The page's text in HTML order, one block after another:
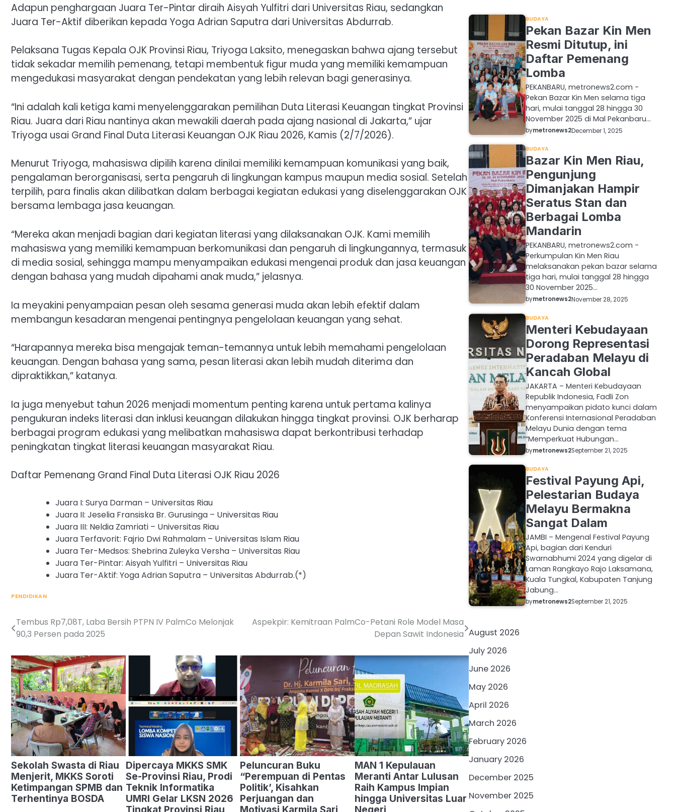
Adapun penghargaan Juara Ter-Pintar diraih Aisyah Yulfitri dari Universitas Riau, sedangkan
Juara Ter-Aktif diberikan kepada Yoga Adrian Saputra dari Universitas Abdurrab.
Pelaksana Tugas Kepala OJK Provinsi Riau, Triyoga Laksito, menegaskan bahwa ajang tersebut
tidak sekadar memilih pemenang, tetapi membentuk figur muda yang memiliki kemampuan
mengedukasi masyarakat dengan pendekatan yang lebih relevan bagi generasinya.
“Ini adalah kali ketiga kami menyelenggarakan pemilihan Duta Literasi Keuangan tingkat Provinsi
Riau. Juara dari Riau nantinya akan mewakili daerah pada ajang nasional di Jakarta,” ujar
Triyoga usai Grand Final Duta Literasi Keuangan OJK Riau 2026, Kamis (2/7/2026).
Menurut Triyoga, mahasiswa dipilih karena dinilai memiliki kemampuan komunikasi yang baik,
pengalaman berorganisasi, serta pengaruh di lingkungan kampus maupun media sosial. Setelah
terpilih, para finalis akan dilibatkan dalam berbagai kegiatan edukasi yang diselenggarakan OJK
bersama lembaga jasa keuangan.
“Mereka akan menjadi bagian dari kegiatan literasi yang dilaksanakan OJK. Kami memilih
mahasiswa yang memiliki kemampuan berkomunikasi dan pengaruh di lingkungannya, termasuk
di media sosial, sehingga mampu menyampaikan edukasi mengenai produk dan jasa keuangan
dengan bahasa yang mudah dipahami anak muda,” jelasnya.
Ia meyakini penyampaian pesan oleh sesama generasi muda akan lebih efektif dalam
membangun kesadaran mengenai pentingnya pengelolaan keuangan yang sehat.
“Harapannya mereka bisa mengajak teman-temannya untuk lebih memahami pengelolaan
keuangan. Dengan bahasa yang sama, pesan literasi akan lebih mudah diterima dan
dipraktikkan,” katanya.
Ia juga menyebut tahun 2026 menjadi momentum penting karena untuk pertama kalinya
pengukuran indeks literasi dan inklusi keuangan dilakukan hingga tingkat provinsi. OJK berharap
berbagai program edukasi yang melibatkan mahasiswa dapat berkontribusi terhadap
peningkatan tingkat literasi keuangan masyarakat Riau.
Daftar Pemenang Grand Final Duta Literasi OJK Riau 2026
Juara I: Surya Darman – Universitas Riau
Juara II: Jeselia Fransiska Br. Gurusinga – Universitas Riau
Juara III: Neldia Zamriati – Universitas Riau
Juara Terfavorit: Fajrio Dwi Rahmalam – Universitas Islam Riau
Juara Ter-Medsos: Shebrina Zuleyka Versha – Universitas Riau
Juara Ter-Pintar: Aisyah Yulfitri – Universitas Riau
Juara Ter-Aktif: Yoga Adrian Saputra – Universitas Abdurrab.(*)
PENDIDIKAN
Post
navigation
Tembus Rp7,08T, Laba Bersih PTPN IV PalmCo Melonjak
90,3 Persen pada 2025
Aspekpir: Kemitraan PalmCo-Petani Role Model Masa
Depan Sawit Indonesia
Sekolah Swasta di Riau
Menjerit, MKKS Soroti
Ketimpangan SPMB dan
Terhentinya BOSDA
Dipercaya MKKS SMK
Se-Provinsi Riau, Prodi
Teknik Informatika
UMRI Gelar LKSN 2026
Tingkat Provinsi Riau
Peluncuran Buku
“Perempuan di Pentas
Politik’, Kisahkan
Perjuangan dan
Motivasi Karmila Sari
MAN 1 Kepulauan
Meranti Antar Lulusan
Raih Kampus Impian
hingga Universitas Luar
Negeri
BUDAYA
Pekan Bazar Kin Men
Resmi Ditutup, ini
Daftar Pemenang
Lomba
PEKANBARU, metronews2.com -
Pekan Bazar Kin Men selama tiga
hari, mulai tanggal 28 hingga 30
November 2025 di Mal Pekanbaru…
bymetronews2December 1, 2025
BUDAYA
Bazar Kin Men Riau,
Pengunjung
Dimanjakan Hampir
Seratus Stan dan
Berbagai Lomba
Mandarin
PEKANBARU, metronews2.com -
Perkumpulan Kin Men Riau
melaksanakan pekan bazar selama
tiga hari, mulai tanggal 28 hingga
30 November 2025…
bymetronews2November 28, 2025
BUDAYA
Menteri Kebudayaan
Dorong Representasi
Peradaban Melayu di
Kancah Global
JAKARTA – Menteri Kebudayaan
Republik Indonesia, Fadli Zon
menyampaikan pidato kunci dalam
Konferensi Internasional Peradaban
Melayu Dunia dengan tema
“Memperkuat Hubungan…
bymetronews2September 21, 2025
BUDAYA
Festival Payung Api,
Pelestarian Budaya
Melayu Bermakna
Sangat Dalam
JAMBI – Mengenal Festival Payung
Api, bagian dari Kenduri
Swarnabhumi 2024 yang digelar di
Laman Rangkayo Rajo Laksamana,
Kuala Tungkal, Kabupaten Tanjung
Jabung…
bymetronews2September 21, 2025
August 2026
July 2026
June 2026
May 2026
April 2026
March 2026
February 2026
January 2026
December 2025
November 2025